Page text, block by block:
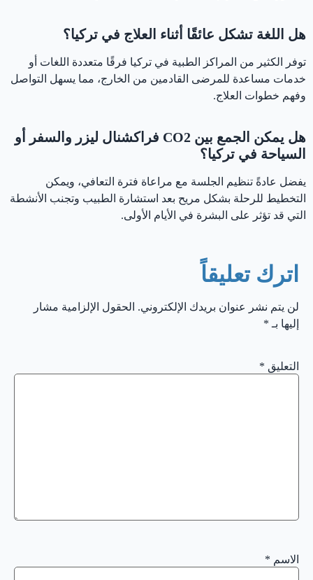
هل اللغة تشكل عائقًا أثناء العلاج في تركيا؟
توفر الكثير من المراكز الطبية في تركيا فرقًا متعددة اللغات أو
خدمات مساعدة للمرضى القادمين من الخارج، مما يسهل التواصل
وفهم خطوات العلاج.
هل يمكن الجمع بين CO2 فراكشنال ليزر والسفر أو
السياحة في تركيا؟
يفضل عادةً تنظيم الجلسة مع مراعاة فترة التعافي، ويمكن
التخطيط للرحلة بشكل مريح بعد استشارة الطبيب وتجنب الأنشطة
التي قد تؤثر على البشرة في الأيام الأولى.
اترك تعليقاً
لن يتم نشر عنوان بريدك الإلكتروني. الحقول الإلزامية مشار
إليها بـ *
التعليق *
الاسم *